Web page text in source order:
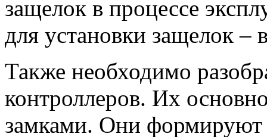
защелок в процессе
для установки защелок –
Также необходимо
контроллеров. Их
замками. Они формируют